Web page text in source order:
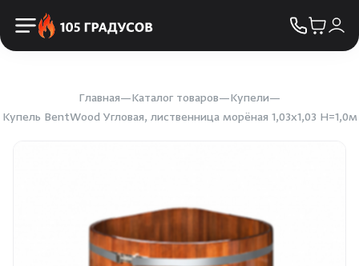
Освещение
Главная Каталог товаров
Купели
Купель BentWood Угловая, лиственница морёная 1,03x1,03 H=1,0м